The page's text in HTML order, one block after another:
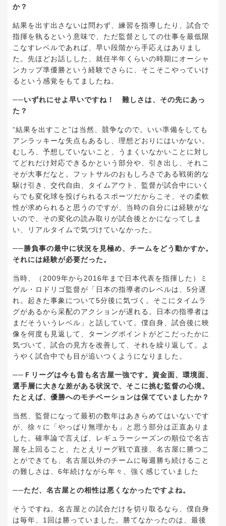
か？
結果を出す出さないは問わず、練習を指導したり、試合で
指揮を執るという意味で、ただ監督としての仕事を最低限
こなすレベルであれば、早い段階から手応えはありまし
た。先ほどお話しした、就任半年くらいの時期にオーシャ
ンカップ準優勝という経験でさらに、そこそこやっていけ
るという感覚をもてましたね。
──いずれにせよ早いですね！ 難しさは、その先にあっ
た？
“結果を出すこと”は当然、競争なので。いい準備をしても
アンラッキーな失点もあるし、理想どおりにはいかない。
むしろ、予想していないこと、うまくいなかいことに対し
てどれだけ対応できるかという部分や、引き出し、それこ
そが大事だなと。フットサルのおもしろさである戦術的な
駆け引き、交代自由、タイムアウト、監督が試合中にいく
らでも変化球を投げられるスポーツだからこそ、その柔軟
性が求められると思うのですが、当時の自分には経験がな
いので、その変化の読み取りが試合後とかになってしま
い、リアルタイムで気づけていなかった。
──勝負事の最中に状況を見極め、チームをどう動かすか。
それには経験が必要だった。
当時、（2009年から2016年まで日本代表を指揮した）ミ
ゲル・ロドリゴ監督が「日本の指導者のレベルは、5分遅
れ。起きた事象について5分後に気づく。そこにタイムラ
グがあるから采配のアクションが遅れる。日本の指導者は
まだそういうレベル」と話していて。僕自身、試合後に映
像を何度も見返して、ターングポイントがどこだったかに
気づいて、試合の見方を改善して、それを繰り返して。よ
うやく試合中でも目が追いつくようになりました。
──Ｆリーグは今も昔も名古屋一強です。資金面、環境面、
選手層に大きな差がある状況で、そこに挑む監督の心境。
たとえば、優勝へのモチベーションは保てていましたか？
当然、監督になって最初の数年はあきらめてはいないです
が、徐々に「やっぱり無理かも」と思う部分は正直ありま
した。確率論で言えば、レギュラーシーズンの順位で名古
屋を上回ること、たとえリーグ戦で直接、名古屋に勝つこ
とができても、名古屋以外のチームに毎週勝ち続けること
の難しさは、6年続けながら年々、強く感じていました
──ただ、名古屋との相性は悪くなかったですよね。
そうですね。名古屋との試合だけを切り取るなら、僕自身
は毎年、1回は勝っていました。勝てなかったのは、最後